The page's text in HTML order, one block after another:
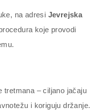
na adresi Jevrejska
koje provodi
tretmana – ciljano jačaju
i koriguju držanje.